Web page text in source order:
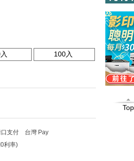
Top
100入
支付
台灣 Pay
利率)